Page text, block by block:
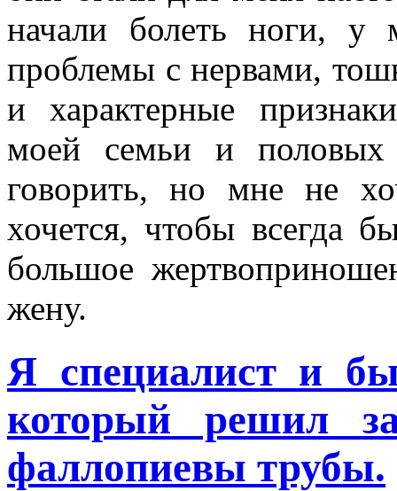
начали болеть ноги, у
проблемы с нервами,
и характерные
моей семьи и
говорить, но мне не
хочется, чтобы всегда
большое
жену.
Я специалист и
который решил
фаллопиевы трубы.